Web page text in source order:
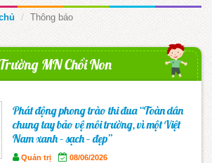
Thông báo
MN Chồi Non
Phát động phong trào thi đua “Toàn dân
chung tay bảo vệ môi trường, vì một Việt
Nam xanh – sạch – đẹp”
Quản trị 08/06/2026